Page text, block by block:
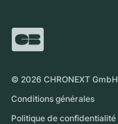
International
Magazine
Retrait sur place
© 2026 CHRONEXT GmbH
Conditions générales
Politique de confidentialité